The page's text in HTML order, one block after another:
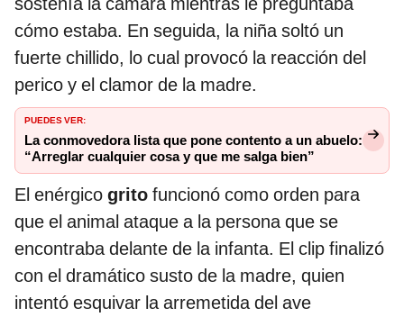
cómo estaba. En seguida, la niña soltó un
fuerte chillido, lo cual provocó la reacción del
perico y el clamor de la madre.
PUEDES VER:
La conmovedora lista que pone contento a un abuelo:
“Arreglar cualquier cosa y que me salga bien”
El enérgico grito funcionó como orden para
que el animal ataque a la persona que se
encontraba delante de la infanta. El clip finalizó
con el dramático susto de la madre, quien
intentó esquivar la arremetida del ave